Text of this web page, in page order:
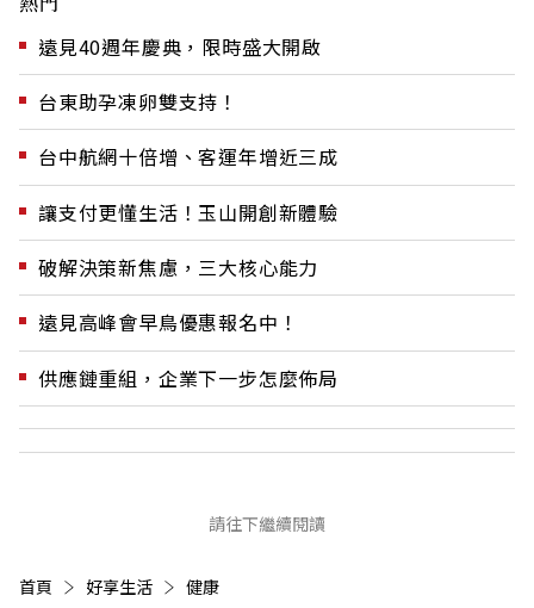
遠見40週年慶典，限時盛大開啟
台東助孕凍卵雙支持！
台中航網十倍增、客運年增近三成
讓支付更懂生活！玉山開創新體驗
破解決策新焦慮，三大核心能力
遠見高峰會早鳥優惠報名中！
供應鏈重組，企業下一步怎麼佈局
請往下繼續閱讀
首頁 好享生活 健康